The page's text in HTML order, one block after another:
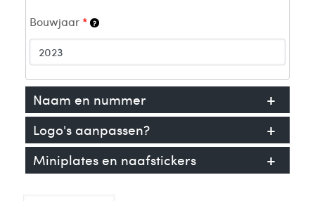
Bouwjaar *
Naam en nummer +
Logo's aanpassen? +
Miniplates en naafstickers +